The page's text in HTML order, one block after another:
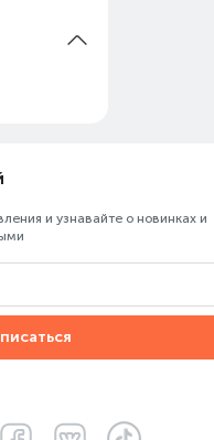
и узнавайте о новинках и